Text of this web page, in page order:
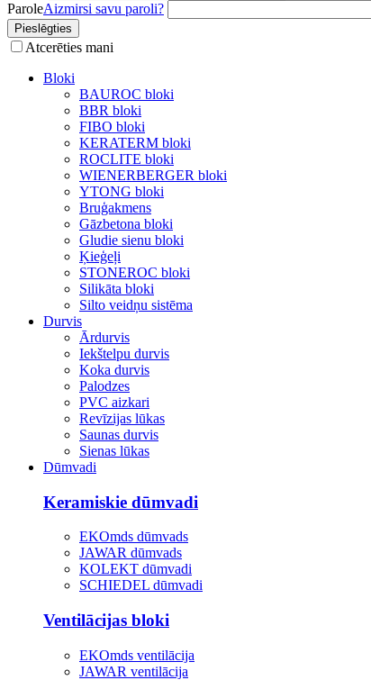
ParoleAizmirsi savu paroli?
Atcerēties mani
Bloki
BAUROC bloki
BBR bloki
FIBO bloki
KERATERM bloki
ROCLITE bloki
WIENERBERGER bloki
YTONG bloki
Bruģakmens
Gāzbetona bloki
Gludie sienu bloki
Ķieģeļi
STONEROC bloki
Silikāta bloki
Silto veidņu sistēma
Durvis
Ārdurvis
Iekštelpu durvis
Koka durvis
Palodzes
PVC aizkari
Revīzijas lūkas
Saunas durvis
Sienas lūkas
Dūmvadi
Keramiskie dūmvadi
EKOmds dūmvads
JAWAR dūmvads
KOLEKT dūmvadi
SCHIEDEL dūmvadi
Ventilācijas bloki
EKOmds ventilācija
JAWAR ventilācija